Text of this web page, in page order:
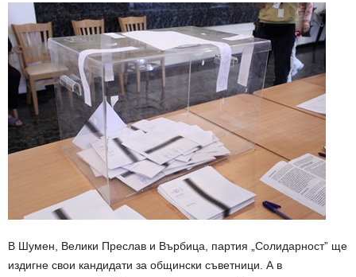
В Шумен, Велики Преслав и Върбица, партия „Солидарност” ще
издигне свои кандидати за общински съветници. А в